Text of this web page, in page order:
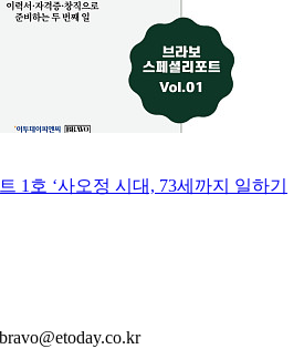
1호 ‘사오정 시대, 73세까지 일하기